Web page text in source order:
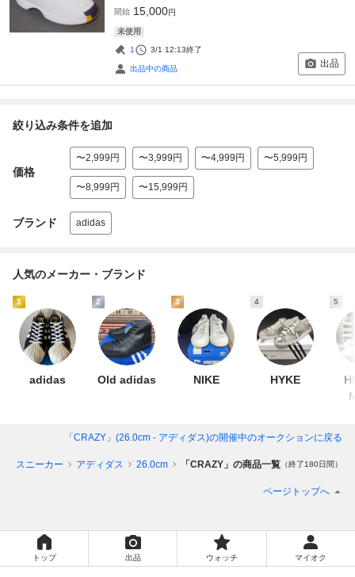
開始 15,000円
未使用
1 3/1 12:13終了
出品中の商品 出品
絞り込み条件を追加
価格
〜2,999円 〜3,999円 〜4,999円 〜5,999円
〜8,999円 〜15,999円
ブランド adidas
人気のメーカー・ブランド
1
adidas
2
Old adidas
3
NIKE
4
HYKE
5
「CRAZY」(26.0cm - アディダス)の開催中のオークションに戻る
スニーカー アディダス 26.0cm 「CRAZY」の商品一覧 （終了180日間）
ページトップへ
トップ 出品 ウォッチ マイオク